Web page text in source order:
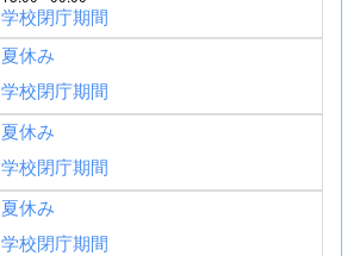
学校閉庁期間
夏休み
学校閉庁期間
夏休み
学校閉庁期間
夏休み
学校閉庁期間